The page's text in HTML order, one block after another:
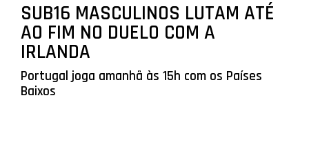
SUB16 MASCULINOS LUTAM ATÉ
AO FIM NO DUELO COM A
IRLANDA
Portugal joga amanhã às 15h com os Países
Baixos